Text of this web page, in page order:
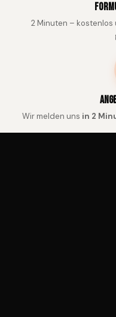
2 Minuten –
Wir melden uns in 2